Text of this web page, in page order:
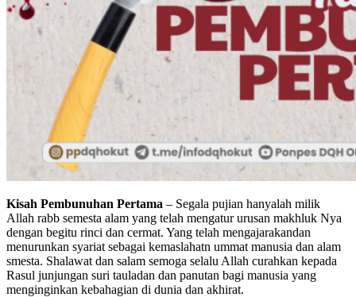
Kisah Pembunuhan Pertama– Segala pujian hanyalah milik
Allah rabb semesta alam yang telah mengatur urusan makhluk Nya
dengan begitu rinci dan cermat. Yang telah mengajarakandan
menurunkan syariat sebagai kemaslahatn ummat manusia dan alam
smesta. Shalawat dan salam semoga selalu Allah curahkan kepada
Rasul junjungan suri tauladan dan panutan bagi manusia yang